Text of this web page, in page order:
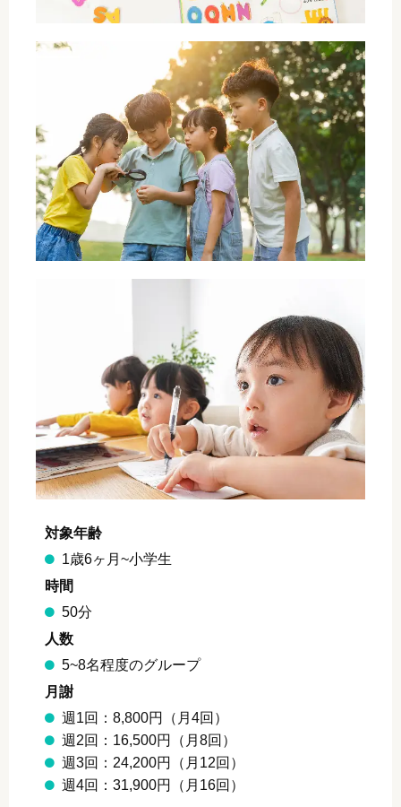
対象年齢
1歳6ヶ月~小学生
時間
50分
人数
5~8名程度のグループ
月謝
週1回：8,800円（月4回）
週2回：16,500円（月8回）
週3回：24,200円（月12回）
週4回：31,900円（月16回）